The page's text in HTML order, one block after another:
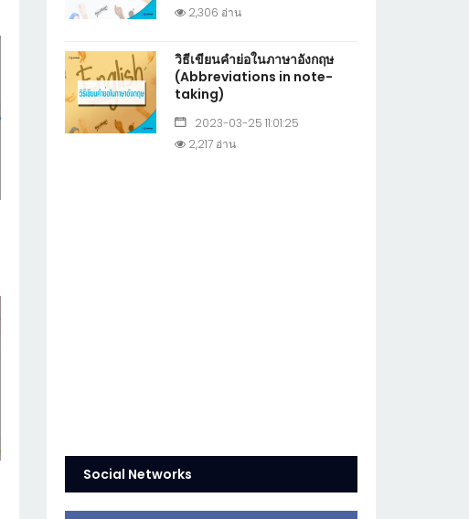
2,306 อ่าน
วิธีเขียนคำย่อในภาษาอังกฤษ
(Abbreviations in note-
taking)
2023-03-25 11:01:25
2,217 อ่าน
Social Networks